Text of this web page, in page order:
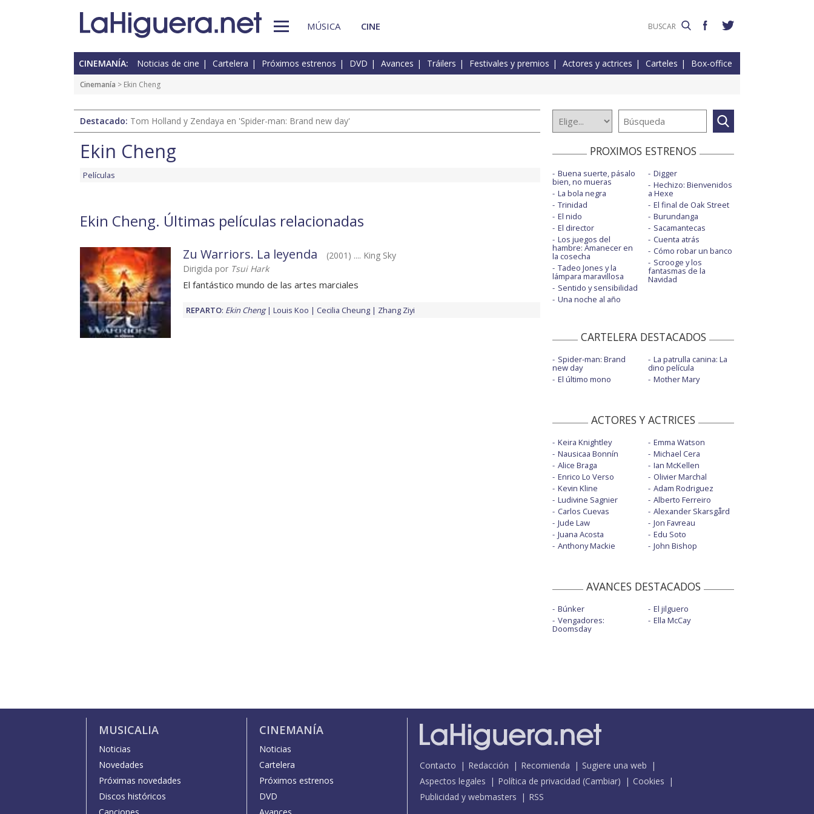
MÚSICA CINE
CINEMANÍA: Noticias de cine Cartelera Próximos estrenos DVD Avances Tráilers Festivales y premios Actores y actrices Carteles Box-office
Cinemanía > Ekin Cheng
Destacado: Tom Holland y Zendaya en 'Spider-man: Brand new day'
Ekin Cheng
Películas
Ekin Cheng. Últimas películas relacionadas
Zu Warriors. La leyenda
(2001) .... King Sky
Dirigida por Tsui Hark
El fantástico mundo de las artes marciales
REPARTO: Ekin Cheng Louis Koo Cecilia Cheung Zhang Ziyi
PROXIMOS ESTRENOS
Buena suerte, pásalo
bien, no mueras
La bola negra
Trinidad
El nido
El director
Los juegos del
hambre: Amanecer en
la cosecha
Tadeo Jones y la
lámpara maravillosa
Sentido y sensibilidad
Una noche al año
Digger
Hechizo: Bienvenidos
a Hexe
El final de Oak Street
Burundanga
Sacamantecas
Cuenta atrás
Cómo robar un banco
Scrooge y los
fantasmas de la
Navidad
CARTELERA DESTACADOS
Spider-man: Brand
new day
El último mono
La patrulla canina: La
dino película
Mother Mary
ACTORES Y ACTRICES
Keira Knightley
Nausicaa Bonnín
Alice Braga
Enrico Lo Verso
Kevin Kline
Ludivine Sagnier
Carlos Cuevas
Jude Law
Juana Acosta
Anthony Mackie
Emma Watson
Michael Cera
Ian McKellen
Olivier Marchal
Adam Rodriguez
Alberto Ferreiro
Alexander Skarsgård
Jon Favreau
Edu Soto
John Bishop
AVANCES DESTACADOS
Búnker
Vengadores:
Doomsday
El jilguero
Ella McCay
MUSICALIA
Noticias
Novedades
Próximas novedades
Discos históricos
CINEMANÍA
Noticias
Cartelera
Próximos estrenos
DVD
Contacto Redacción Recomienda
Sugiere una web
Aspectos legales
Política de privacidad (Cambiar)
Cookies
Publicidad y webmasters
RSS